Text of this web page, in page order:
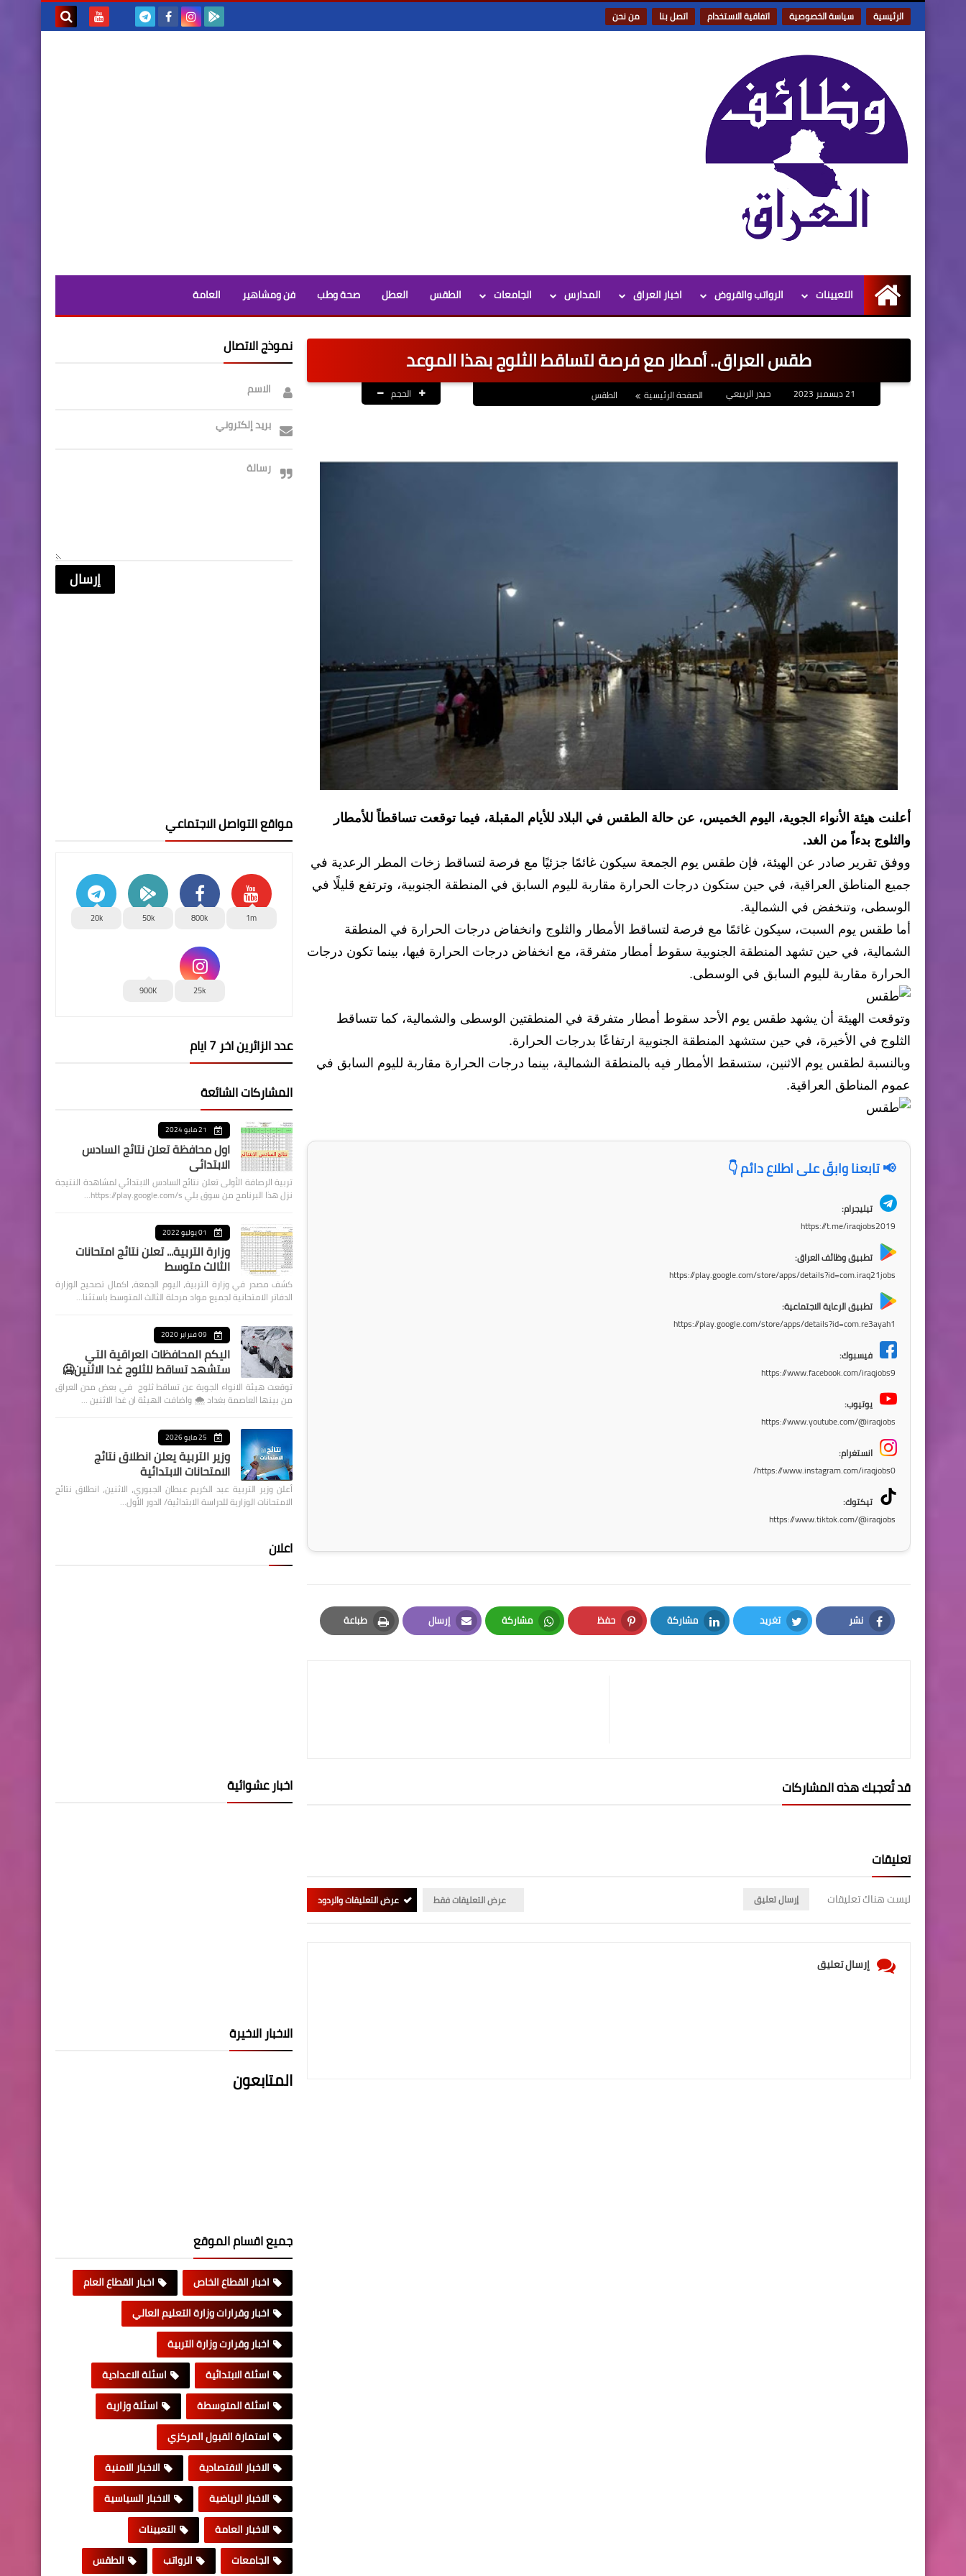
الرئيسية سياسة الخصوصية اتفاقية الاستخدام اتصل بنا من نحن
الرئيسية
التعيينات الرواتب والقروض اخبار العراق المدارس الجامعات الطقس العطل صحة وطب فن ومشاهير العامة
طقس العراق.. أمطار مع فرصة لتساقط الثلوج بهذا الموعد
حيدر الربيعي الصفحة الرئيسية الطقس الحجم
أعلنت هيئة الأنواء الجوية، اليوم الخميس، عن حالة الطقس في البلاد للأيام المقبلة، فيما توقعت تساقطاً للأمطار
والثلوج بدءاً من الغد.
ووفق تقرير صادر عن الهيئة، فإن طقس يوم الجمعة سيكون غائمًا جزئيًا مع فرصة لتساقط زخات المطر الرعدية في
جميع المناطق العراقية، في حين ستكون درجات الحرارة مقاربة لليوم السابق في المنطقة الجنوبية، وترتفع قليلًا في
الوسطى، وتنخفض في الشمالية.
أما طقس يوم السبت، سيكون غائمًا مع فرصة لتساقط الأمطار والثلوج وانخفاض درجات الحرارة في المنطقة
الشمالية، في حين تشهد المنطقة الجنوبية سقوط أمطار متفرقة، مع انخفاض درجات الحرارة فيها، بينما تكون درجات
الحرارة مقاربة لليوم السابق في الوسطى.
وتوقعت الهيئة أن يشهد طقس يوم الأحد سقوط أمطار متفرقة في المنطقتين الوسطى والشمالية، كما تتساقط
الثلوج في الأخيرة، في حين ستشهد المنطقة الجنوبية ارتفاعًا بدرجات الحرارة.
وبالنسبة لطقس يوم الاثنين، ستسقط الأمطار فيه بالمنطقة الشمالية، بينما درجات الحرارة مقاربة لليوم السابق في
عموم المناطق العراقية.
📢 تابعنا وابقَ على اطلاع دائم 👇
تيليجرام:
https://t.me/iraqjobs2019
تطبيق وظائف العراق:
https://play.google.com/store/apps/details?id=com.iraq21jobs
تطبيق الرعاية الاجتماعية:
https://play.google.com/store/apps/details?id=com.re3ayah1
فيسبوك:
https://www.facebook.com/iraqjobs9
يوتيوب:
https://www.youtube.com/@iraqjobs
انستغرام:
https://www.instagram.com/iraqjobs0/
تيكتوك:
https://www.tiktok.com/@iraqjobs
نشر
Facebook
تغريد
Twitter
مشاركة
LinkedIn
حفظ
Pinterest
مشاركة
Whatsapp
إرسال
Email
طباعة
Print
قد تُعجبك هذه المشاركات
تعليقات
ليست هناك تعليقات إرسال تعليق عرض التعليقات فقط عرض التعليقات والردود
إرسال تعليق
نموذج الاتصال
الاسم
بريد إلكتروني
رسالة
مواقع التواصل الاجتماعي
1m
800k
50k
20k
25k
900K
عدد الزائرين اخر 7 ايام
المشاركات الشائعة
21 مايو 2024
اول محافظة تعلن نتائج السادس
الابتدائي
تربية الرصافة الأولى تعلن نتائج السادس الابتدائي لمشاهدة النتيجة
نزل هذا البرنامج من سوق بلي https://play.google.com/s…
01 يوليو 2022
وزارة التربية... تعلن نتائج امتحانات
الثالث متوسط
كشف مصدر في وزارة التربية، اليوم الجمعة، اكمال تصحيح الوزارة
الدفاتر الامتحانية لجميع مواد مرحلة الثالث المتوسط باستثنا…
09 فبراير 2020
اليكم المحافظات العراقية التي
ستشهد تساقط للثلوج غدا الاثنين🥶
توقعت هيئة الانواء الجوية عن تساقط ثلوج في بعض مدن العراق
من بينها العاصمة بغداد ⁦🌨️⁩ واضافت الهيئة ان غدا الاثنين …
25 مايو 2026
وزير التربية يعلن انطلاق نتائج
الامتحانات الابتدائية
أعلن وزير التربية عبد الكريم عبطان الجبوري، الاثنين، انطلاق نتائج
الامتحانات الوزارية للدراسة الابتدائية/ الدور الأول…
اعلان
اخبار عشوائية
الاخبار الاخيرة
المتابعون
جميع اقسام الموقع
اخبار القطاع الخاص
اخبار القطاع العام
اخبار وقرارات وزارة التعليم العالي
اخبار وقرارت وزارة التربية
اسئلة الابتدائية
اسئلة الاعدادية
اسئلة المتوسطة
اسئلة وزارية
استمارة القبول المركزي
الاخبار الاقتصادية
الاخبار الامنية
الاخبار الرياضية
الاخبار السياسية
الاخبار العامة
التعيينات
الجامعات
الرواتب الطقس